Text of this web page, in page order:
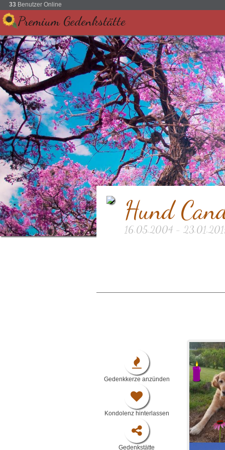
33 Benutzer Online
Premium Gedenkstätte
Hund
16.05.2004 -
Gedenkkerze anzünden
Kondolenz hinterlassen
Gedenkstätte